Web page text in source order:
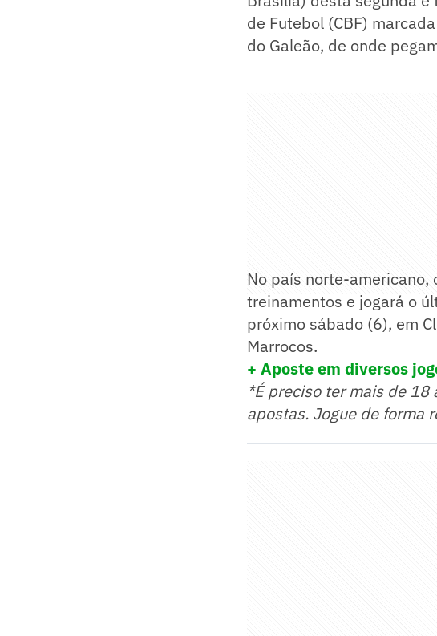
de Futebol (CBF)
do Galeão, de onde
No país norte-americano,
treinamentos e jogará o
próximo sábado (6), em
Marrocos.
+ Aposte em diversos
*É preciso ter mais de
apostas. Jogue de forma